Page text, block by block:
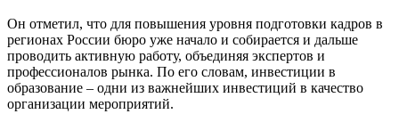
Он отметил, что для повышения уровня подготовки кадров в
регионах России бюро уже начало и собирается и дальше
проводить активную работу, объединяя экспертов и
профессионалов рынка. По его словам, инвестиции в
образование – одни из важнейших инвестиций в качество
организации мероприятий.